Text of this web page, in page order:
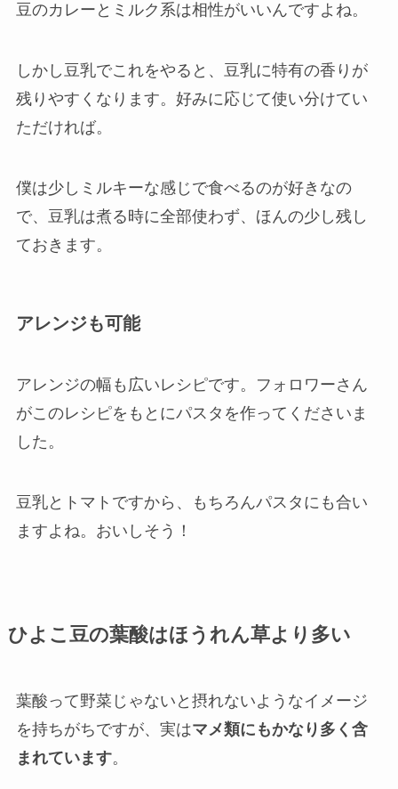
豆のカレーとミルク系は相性がいいんですよね。
しかし豆乳でこれをやると、豆乳に特有の香りが
残りやすくなります。好みに応じて使い分けてい
ただければ。
僕は少しミルキーな感じで食べるのが好きなの
で、豆乳は煮る時に全部使わず、ほんの少し残し
ておきます。
アレンジも可能
アレンジの幅も広いレシピです。フォロワーさん
がこのレシピをもとにパスタを作ってくださいま
した。
豆乳とトマトですから、もちろんパスタにも合い
ますよね。おいしそう！
ひよこ豆の葉酸はほうれん草より多い
葉酸って野菜じゃないと摂れないようなイメージ
を持ちがちですが、実はマメ類にもかなり多く含
まれています。